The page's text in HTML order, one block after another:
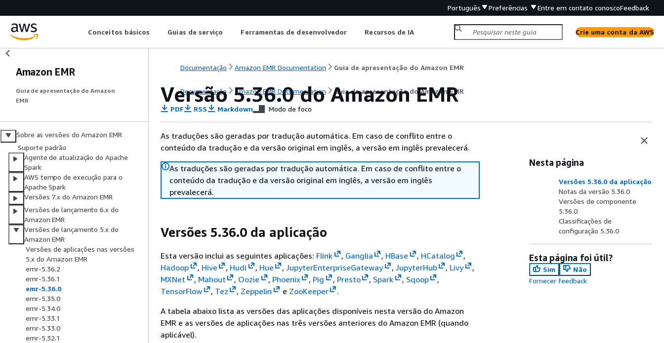
Português Preferências Entre em contato conoscoFeedback
Conceitos básicos Guias de serviço Ferramentas de desenvolvedor Recursos de IA Crie uma conta da AWS
Amazon EMR
Guia de apresentação do Amazon
EMR
Sobre as versões do Amazon EMR
Suporte padrão
Agente de atualização do Apache
Spark
AWS tempo de execução para o
Apache Spark
Versões 7.x do Amazon EMR
Versões de lançamento 6.x do
Amazon EMR
Versões de lançamento 5.x do
Amazon EMR
Versões de aplicações nas versões
5.x do Amazon EMR
emr-5.36.2
emr-5.36.1
emr-5.36.0
emr-5.35.0
emr-5.34.0
emr-5.33.1
emr-5.33.0
emr-5.32.1
Documentação Amazon EMR Documentation Guia de apresentação do Amazon EMR
Documentação Amazon EMR Documentation Guia de apresentação do Amazon EMR
Versão 5.36.0 do Amazon EMR
PDF RSS Markdown Modo de foco
As traduções são geradas por tradução automática. Em caso de conflito entre o
conteúdo da tradução e da versão original em inglês, a versão em inglês prevalecerá.
As traduções são geradas por tradução automática. Em caso de conflito entre o
conteúdo da tradução e da versão original em inglês, a versão em inglês
prevalecerá.
Versões 5.36.0 da aplicação
Esta versão inclui as seguintes aplicações: Flink , Ganglia , HBase , HCatalog
,
Hadoop
, Hive , Hudi , Hue , JupyterEnterpriseGateway , JupyterHub , Livy
,
MXNet
, Mahout , Oozie , Phoenix , Pig , Presto , Spark , Sqoop
,
TensorFlow
, Tez , Zeppelin e ZooKeeper
.
A tabela abaixo lista as versões das aplicações disponíveis nesta versão do Amazon
EMR e as versões de aplicações nas três versões anteriores do Amazon EMR (quando
aplicável).
Nesta página
Versões 5.36.0 da aplicação
Notas da versão 5.36.0
Versões de componente
5.36.0
Classificações de
configuração 5.36.0
Esta página foi útil?
Sim
Não
Fornecer feedback